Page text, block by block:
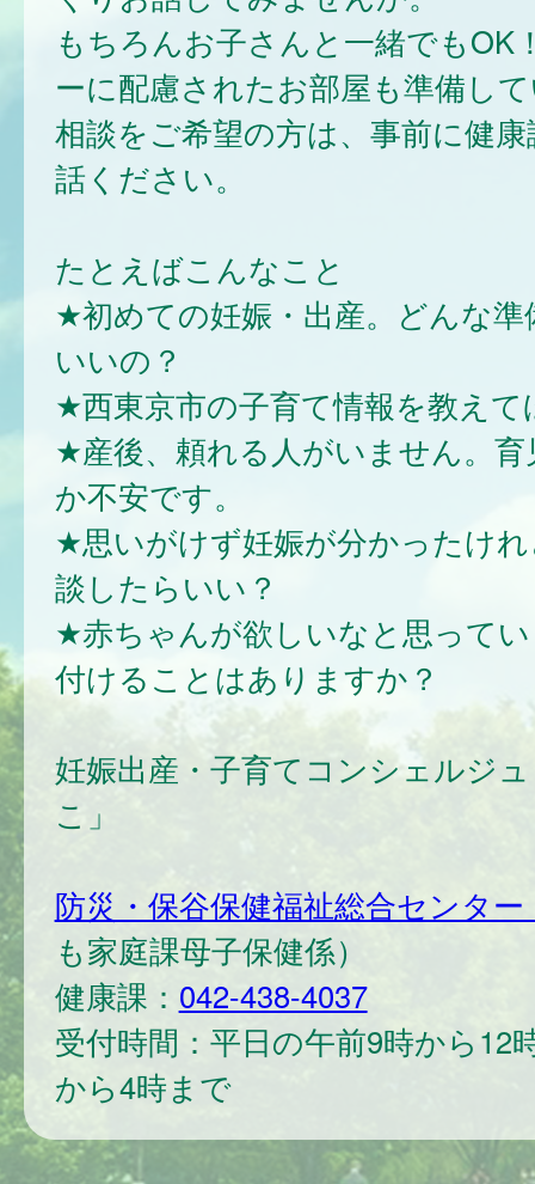
もちろんお子さんと一緒でもOK
ーに配慮されたお部屋も準備し
相談をご希望の方は、事前に健
話ください。
たとえばこんなこと
★初めての妊娠・出産。どんな
いいの？
★西東京市の子育て情報を教えて
★産後、頼れる人がいません。
か不安です。
★思いがけず妊娠が分かったけ
談したらいい？
★赤ちゃんが欲しいなと思って
付けることはありますか？
妊娠出産・子育てコンシェルジ
こ」
防災・保谷保健福祉総合センター
も家庭課母子保健係）
健康課： 042-438-4037
受付時間：平日の午前9時から12
から4時まで